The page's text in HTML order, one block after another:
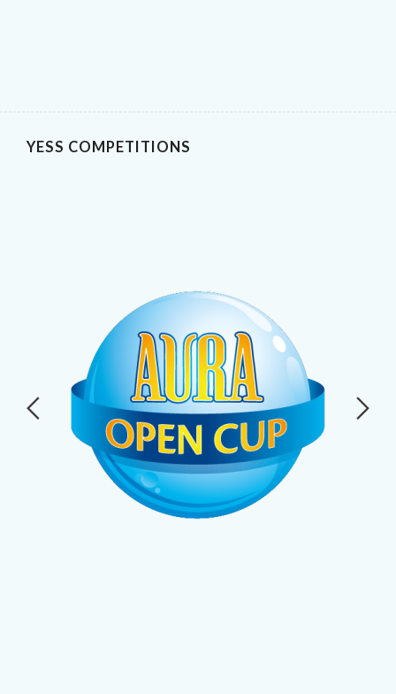
YESS COMPETITIONS